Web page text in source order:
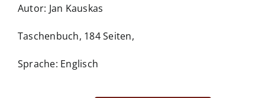
Autor: Jan Kauskas
Taschenbuch, 184 Seiten,
Sprache: Englisch